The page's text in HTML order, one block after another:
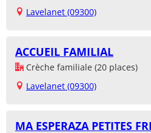
Lavelanet (09300)
ACCUEIL FAMILIAL
Crèche familiale (20 places)
Lavelanet (09300)
MA ESPERAZA PETITES